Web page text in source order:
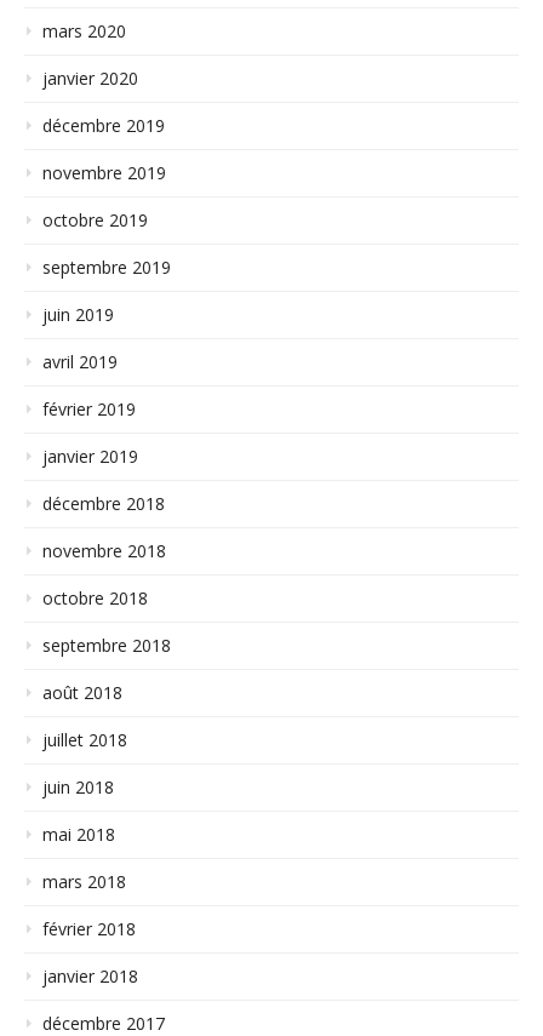
mars 2020
janvier 2020
décembre 2019
novembre 2019
octobre 2019
septembre 2019
juin 2019
avril 2019
février 2019
janvier 2019
décembre 2018
novembre 2018
octobre 2018
septembre 2018
août 2018
juillet 2018
juin 2018
mai 2018
mars 2018
février 2018
janvier 2018
décembre 2017